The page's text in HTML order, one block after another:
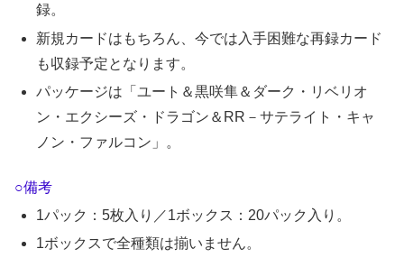
録。
新規カードはもちろん、今では入手困難な再録カード
も収録予定となります。
パッケージは「ユート＆黒咲隼＆ダーク・リベリオ
ン・エクシーズ・ドラゴン＆RR－サテライト・キャ
ノン・ファルコン」。
○備考
1パック：5枚入り／1ボックス：20パック入り。
1ボックスで全種類は揃いません。